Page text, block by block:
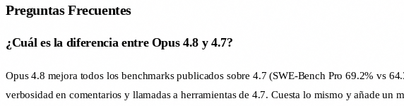
Preguntas Frecuentes
¿Cuál es la diferencia entre Opus 4.8 y 4.7?
Opus 4.8 mejora todos los benchmarks publicados sobre 4.7 (SWE-Bench Pro 69.2% vs
verbosidad en comentarios y llamadas a herramientas de 4.7. Cuesta lo mismo y añade